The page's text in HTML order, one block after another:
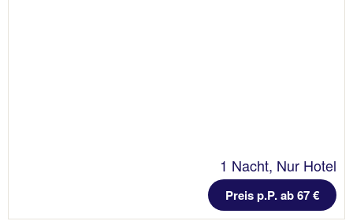
1 Nacht, Nur Hotel
Preis p.P. ab 67 €